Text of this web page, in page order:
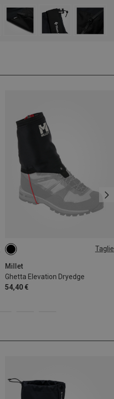
Taglie
Millet
Ghetta Elevation Dryedge
54,40 €
L